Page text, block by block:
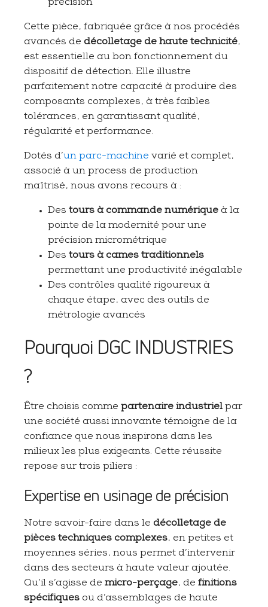
précision
Cette pièce, fabriquée grâce à nos procédés
avancés de décolletage de haute technicité,
est essentielle au bon fonctionnement du
dispositif de détection. Elle illustre
parfaitement notre capacité à produire des
composants complexes, à très faibles
tolérances, en garantissant qualité,
régularité et performance.
Dotés d’un parc-machine varié et complet,
associé à un process de production
maîtrisé, nous avons recours à :
Des tours à commande numérique à la
pointe de la modernité pour une
précision micrométrique
Des tours à cames traditionnels
permettant une productivité inégalable
Des contrôles qualité rigoureux à
chaque étape, avec des outils de
métrologie avancés
Pourquoi DGC INDUSTRIES
?
Être choisis comme partenaire industriel par
une société aussi innovante témoigne de la
confiance que nous inspirons dans les
milieux les plus exigeants. Cette réussite
repose sur trois piliers :
Expertise en usinage de précision
Notre savoir-faire dans le décolletage de
pièces techniques complexes, en petites et
moyennes séries, nous permet d’intervenir
dans des secteurs à haute valeur ajoutée.
Qu’il s’agisse de micro-perçage, de finitions
spécifiques ou d’assemblages de haute